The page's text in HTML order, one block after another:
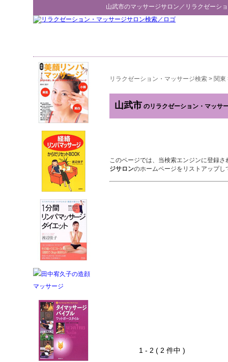
山武市のマッサージサロン／ リラクゼーシ
リラクゼーション・マッサージ検索 > 関東
山武市 のリラクゼーション・マッサ
このページでは、当検索エンジンに登録さ
ジサロンのホームページをリストアップし
1 - 2 ( 2 件中 )